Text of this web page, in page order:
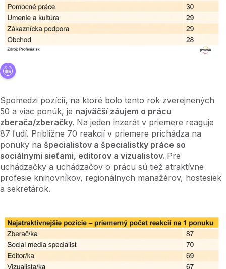
Spomedzi pozícií, na ktoré bolo tento rok zverejnených
50 a viac ponúk, je najväčší záujem o prácu
zberača/zberačky. Na jeden inzerát v priemere reaguje
87 ľudí. Približne 70 reakcií v priemere prichádza na
ponuky na špecialistov a špecialistky práce so
sociálnymi sieťami, editorov a vizualistov. Pre
uchádzačky a uchádzačov o prácu sú tiež atraktívne
profesie knihovníkov, regionálnych manažérov, hostesiek
a sekretárok.